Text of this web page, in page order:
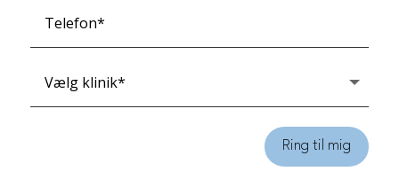
Ring til mig